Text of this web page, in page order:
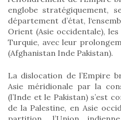
englobe stratégiquement,
département d’état,
Orient (Asie occidentale),
Turquie, avec leur
(Afghanistan Inde Pakistan).
La dislocation de l’Empire
Asie méridionale par la
(l’Inde et le Pakistan) s’est
de la Palestine, en Asie